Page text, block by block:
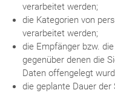
verarbeitet werden;
die Kategorien von
verarbeitet werden;
die Empfänger bzw.
gegenüber denen die
Daten offengelegt
die geplante Dauer